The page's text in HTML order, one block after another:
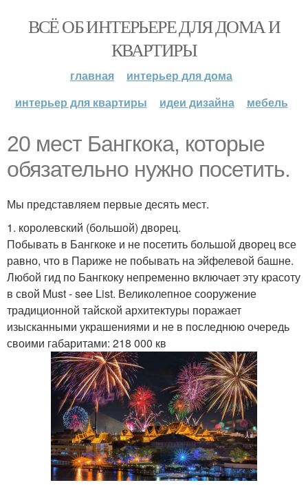
ВСЁ ОБ ИНТЕРЬЕРЕ ДЛЯ ДОМА И
КВАРТИРЫ
главная
интерьер для дома
интерьер для квартиры
идеи дизайна мебель
20 мест Бангкока, которые
обязательно нужно посетить.
Мы представляем первые десять мест.
1. королевский (большой) дворец.
Побывать в Бангкоке и не посетить большой дворец все
равно, что в Париже не побывать на эйфелевой башне.
Любой гид по Бангкоку непременно включает эту красоту
в свой Must - see List. Великолепное сооружение
традиционной тайской архитектуры поражает
изысканными украшениями и не в последнюю очередь
своими габаритами: 218 000 кв